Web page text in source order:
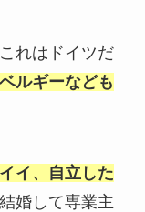
れはドイツだ
ルギーなども
イ、自立した
婚して専業主